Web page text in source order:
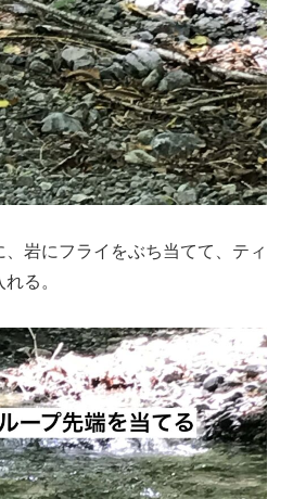
岩にフライをぶち当てて、ティ
る。